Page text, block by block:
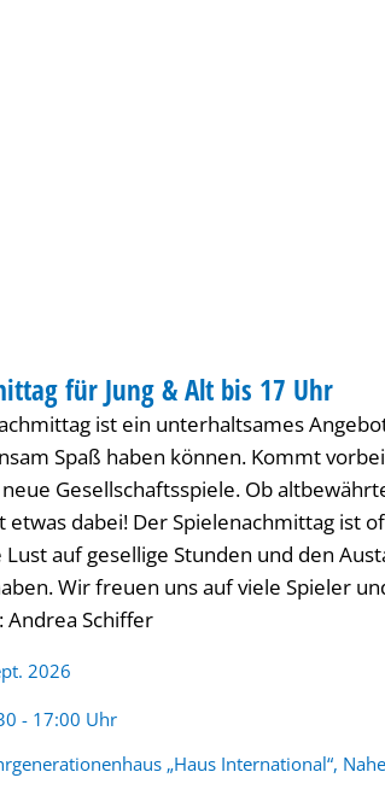
INTERNATIONAL
für Jung & Alt bis 17 Uhr
ist ein unterhaltsames
Spaß haben können. Kommt
Gesellschaftsspiele. Ob
dabei! Der Spielenachmittag ist
auf gesellige Stunden und den
Wir freuen uns auf viele Spieler
Andrea Schiffer
2026
- 17:00 Uhr
„Haus International“,